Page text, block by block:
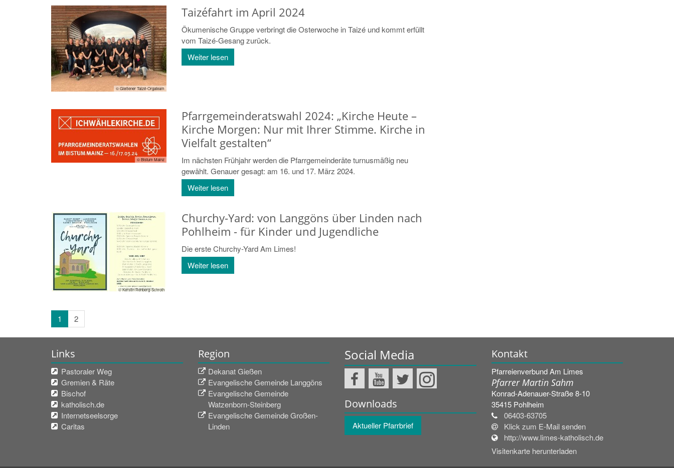
© Gießener Taizé-Orgateam
Taizéfahrt im April 2024
Ökumenische Gruppe verbringt die Osterwoche in Taizé und kommt erfüllt
vom Taizé-Gesang zurück.
Weiter lesen
© Bistum Mainz
Pfarrgemeinderatswahl 2024: „Kirche Heute –
Kirche Morgen: Nur mit Ihrer Stimme. Kirche in
Vielfalt gestalten“
Im nächsten Frühjahr werden die Pfarrgemeinderäte turnusmäßig neu
gewählt. Genauer gesagt: am 16. und 17. März 2024.
Weiter lesen
© Kerstin Rehberg-Schroth
Churchy-Yard: von Langgöns über Linden nach
Pohlheim - für Kinder und Jugendliche
Die erste Churchy-Yard Am Limes!
Weiter lesen
1 2
Links
Pastoraler Weg
Gremien & Räte
Bischof
katholisch.de
Internetseelsorge
Caritas
Region
Dekanat Gießen
Evangelische Gemeinde Langgöns
Evangelische Gemeinde
Watzenborn-Steinberg
Evangelische Gemeinde Großen-
Linden
Social Media
Downloads
Aktueller Pfarrbrief
Kontakt
Pfarreienverbund Am Limes
Pfarrer Martin Sahm
Konrad-Adenauer-Straße 8-10
35415 Pohlheim
06403-63705
Klick zum E-Mail senden
http://www.limes-katholisch.de
Visitenkarte herunterladen